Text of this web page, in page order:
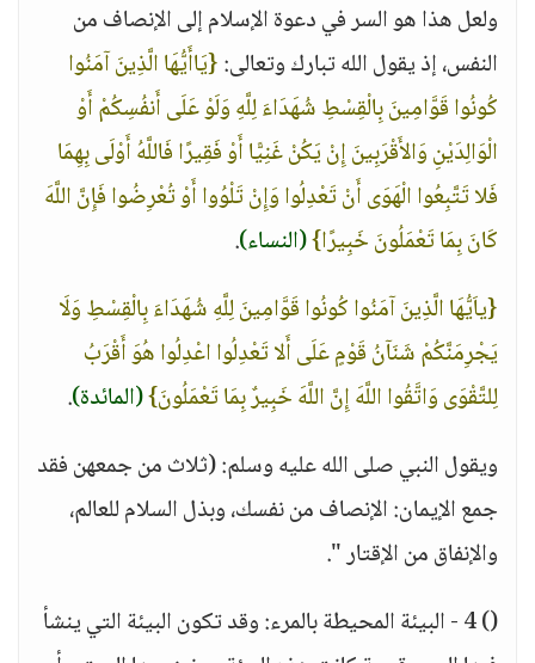
ولعل هذا هو السر في دعوة الإسلام إلى الإنصاف من
النفس، إذ يقول الله تبارك وتعالى:{يَاأَيُّهَا الَّذِينَ آمَنُوا
كُونُوا قَوَّامِينَ بِالْقِسْطِ شُهَدَاءَ لِلَّهِ وَلَوْ عَلَى أَنفُسِكُمْ أَوْ
الْوَالِدَيْنِ وَالأَقْرَبِينَ إِنْ يَكُنْ غَنِيًّا أَوْ فَقِيرًا فَاللَّهُ أَوْلَى بِهِمَا
فَلا تَتَّبِعُوا الْهَوَى أَنْ تَعْدِلُوا وَإِنْ تَلْوُوا أَوْ تُعْرِضُوا فَإِنَّ اللَّهَ
كَانَ بِمَا تَعْمَلُونَ خَبِيرًا}(النساء).
{ياَيُّهَا الَّذِينَ آمَنُوا كُونُوا قَوَّامِينَ لِلَّهِ شُهَدَاءَ بِالْقِسْطِ وَلَا
يَجْرِمَنَّكُمْ شَنَآنُ قَوْمٍ عَلَى أَلا تَعْدِلُوا اعْدِلُوا هُوَ أَقْرَبُ
لِلتَّقْوَى وَاتَّقُوا اللَّهَ إِنَّ اللَّهَ خَبِيرٌ بِمَا تَعْمَلُونَ}(المائدة).
ويقول النبي صلى الله عليه وسلم: (ثلاث من جمعهن فقد
جمع الإيمان: الإنصاف من نفسك، وبذل السلام للعالم،
والإنفاق من الإقتار ".
() 4 - البيئة المحيطة بالمرء: وقد تكون البيئة التي ينشأ